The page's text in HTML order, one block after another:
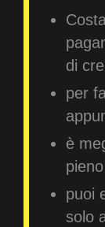
di
per
è
puoi
solo